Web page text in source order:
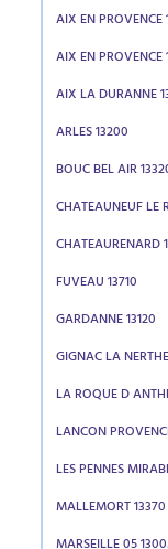
AIX EN PROVENCE
AIX EN PROVENCE
AIX LA DURANNE
ARLES 13200
BOUC BEL AIR
CHATEAUNEUF LE
CHATEAURENARD
FUVEAU 13710
GARDANNE 13120
GIGNAC LA
LA ROQUE D
LANCON
LES PENNES
MALLEMORT 13370